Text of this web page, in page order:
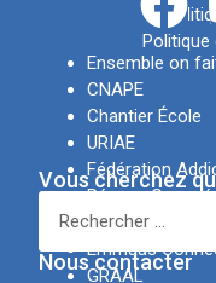
Politique
Ensemble on
CNAPE
Chantier École
URIAE
Fédération
Réseau Canopé
IREV
Emmaüs
GRAAL
Vous cherchez
Nous contacter